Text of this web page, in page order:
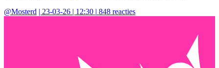
@Mosterd | 23-03-26 | 12:30 | 848 reacties